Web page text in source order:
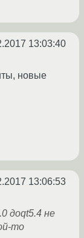
13:03:40
новые
13:06:53
доqt5.4 не
то